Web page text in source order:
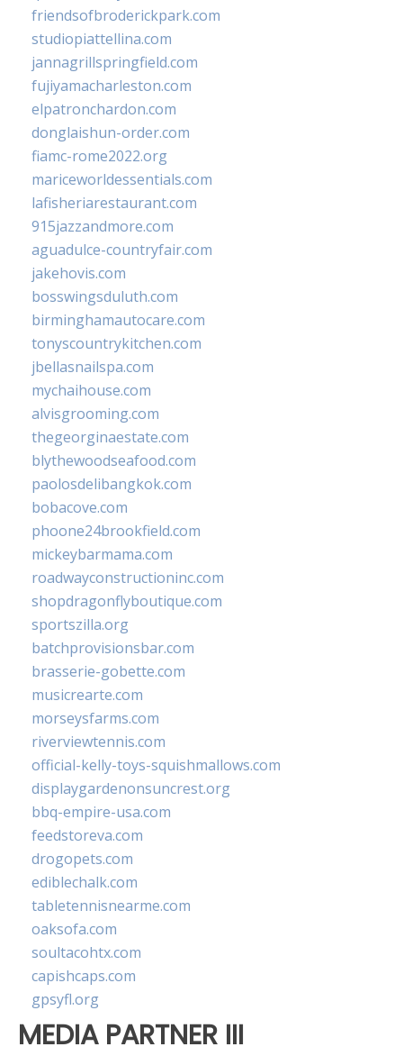
friendsofbroderickpark.com
studiopiattellina.com
jannagrillspringfield.com
fujiyamacharleston.com
elpatronchardon.com
donglaishun-order.com
fiamc-rome2022.org
mariceworldessentials.com
lafisheriarestaurant.com
915jazzandmore.com
aguadulce-countryfair.com
jakehovis.com
bosswingsduluth.com
birminghamautocare.com
tonyscountrykitchen.com
jbellasnailspa.com
mychaihouse.com
alvisgrooming.com
thegeorginaestate.com
blythewoodseafood.com
paolosdelibangkok.com
bobacove.com
phoone24brookfield.com
mickeybarmama.com
roadwayconstructioninc.com
shopdragonflyboutique.com
sportszilla.org
batchprovisionsbar.com
brasserie-gobette.com
musicrearte.com
morseysfarms.com
riverviewtennis.com
official-kelly-toys-squishmallows.com
displaygardenonsuncrest.org
bbq-empire-usa.com
feedstoreva.com
drogopets.com
ediblechalk.com
tabletennisnearme.com
oaksofa.com
soultacohtx.com
capishcaps.com
gpsyfl.org
MEDIA PARTNER III